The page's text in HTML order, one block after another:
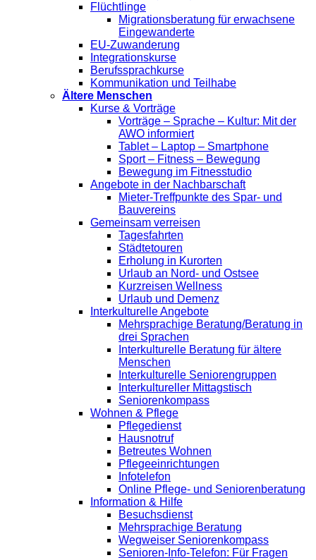
Flüchtlinge
Migrationsberatung für erwachsene
Eingewanderte
EU-Zuwanderung
Integrationskurse
Berufssprachkurse
Kommunikation und Teilhabe
Ältere Menschen
Kurse & Vorträge
Vorträge – Sprache – Kultur: Mit der
AWO informiert
Tablet – Laptop – Smartphone
Sport – Fitness – Bewegung
Bewegung im Fitnesstudio
Angebote in der Nachbarschaft
Mieter-Treffpunkte des Spar- und
Bauvereins
Gemeinsam verreisen
Tagesfahrten
Städtetouren
Erholung in Kurorten
Urlaub an Nord- und Ostsee
Kurzreisen Wellness
Urlaub und Demenz
Interkulturelle Angebote
Mehrsprachige Beratung/Beratung in
drei Sprachen
Interkulturelle Beratung für ältere
Menschen
Interkulturelle Seniorengruppen
Interkultureller Mittagstisch
Seniorenkompass
Wohnen & Pflege
Pflegedienst
Hausnotruf
Betreutes Wohnen
Pflegeeinrichtungen
Infotelefon
Online Pflege- und Seniorenberatung
Information & Hilfe
Besuchsdienst
Mehrsprachige Beratung
Wegweiser Seniorenkompass
Senioren-Info-Telefon: Für Fragen